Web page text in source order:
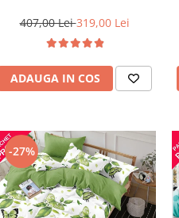
407,00 Lei319,00 Lei
ADAUGA IN COS
-27%